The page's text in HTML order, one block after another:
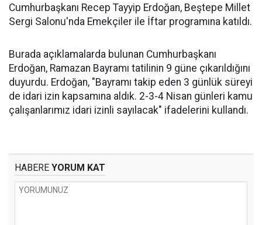
Cumhurbaşkanı Recep Tayyip Erdoğan, Beştepe Millet
Sergi Salonu'nda Emekçiler ile İftar programına katıldı.
Burada açıklamalarda bulunan Cumhurbaşkanı
Erdoğan, Ramazan Bayramı tatilinin 9 güne çıkarıldığını
duyurdu. Erdoğan, "Bayramı takip eden 3 günlük süreyi
de idari izin kapsamına aldık. 2-3-4 Nisan günleri kamu
çalışanlarımız idari izinli sayılacak" ifadelerini kullandı.
HABERE YORUM KAT